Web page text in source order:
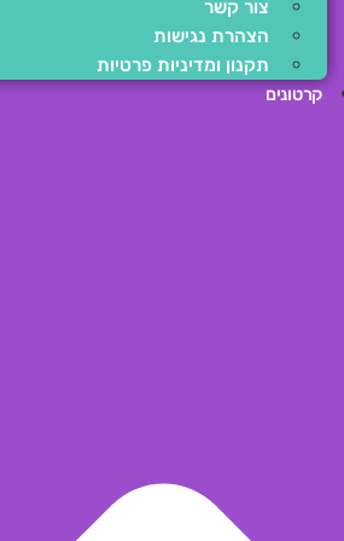
צור קשר
הצהרת נגישות
תקנון ומדיניות פרטיות
קרטונים